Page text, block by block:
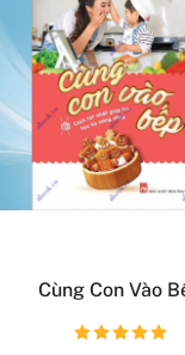
Cùng Con Vào